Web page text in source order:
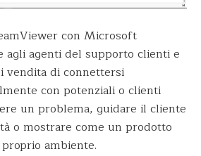
con Microsoft
agli agenti del supporto clienti e
vendita di connettersi
con potenziali o clienti
un problema, guidare il cliente
o mostrare come un prodotto
ambiente.